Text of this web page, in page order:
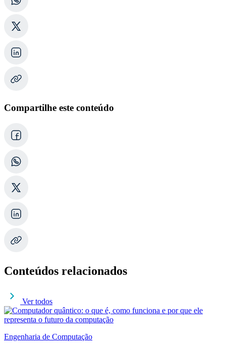
Compartilhe este conteúdo
Conteúdos relacionados
Ver todos
Engenharia de Computação